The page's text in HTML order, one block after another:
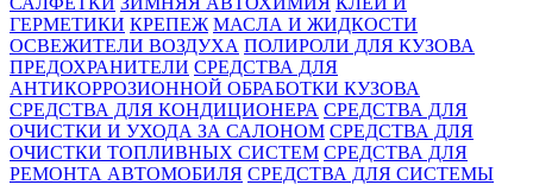
ГЕРМЕТИКИ КРЕПЕЖ МАСЛА И ЖИДКОСТИ
ОСВЕЖИТЕЛИ ВОЗДУХА ПОЛИРОЛИ ДЛЯ КУЗОВА
ПРЕДОХРАНИТЕЛИ СРЕДСТВА ДЛЯ
АНТИКОРРОЗИОННОЙ ОБРАБОТКИ КУЗОВА
СРЕДСТВА ДЛЯ КОНДИЦИОНЕРА СРЕДСТВА ДЛЯ
ОЧИСТКИ И УХОДА ЗА САЛОНОМ СРЕДСТВА ДЛЯ
ОЧИСТКИ ТОПЛИВНЫХ СИСТЕМ СРЕДСТВА ДЛЯ
РЕМОНТА АВТОМОБИЛЯ СРЕДСТВА ДЛЯ СИСТЕМЫ